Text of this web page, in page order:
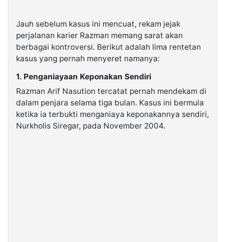
Jauh sebelum kasus ini mencuat, rekam jejak
perjalanan karier Razman memang sarat akan
berbagai kontroversi. Berikut adalah lima rentetan
kasus yang pernah menyeret namanya:
1. Penganiayaan Keponakan Sendiri
Razman Arif Nasution tercatat pernah mendekam di
dalam penjara selama tiga bulan. Kasus ini bermula
ketika ia terbukti menganiaya keponakannya sendiri,
Nurkholis Siregar, pada November 2004.